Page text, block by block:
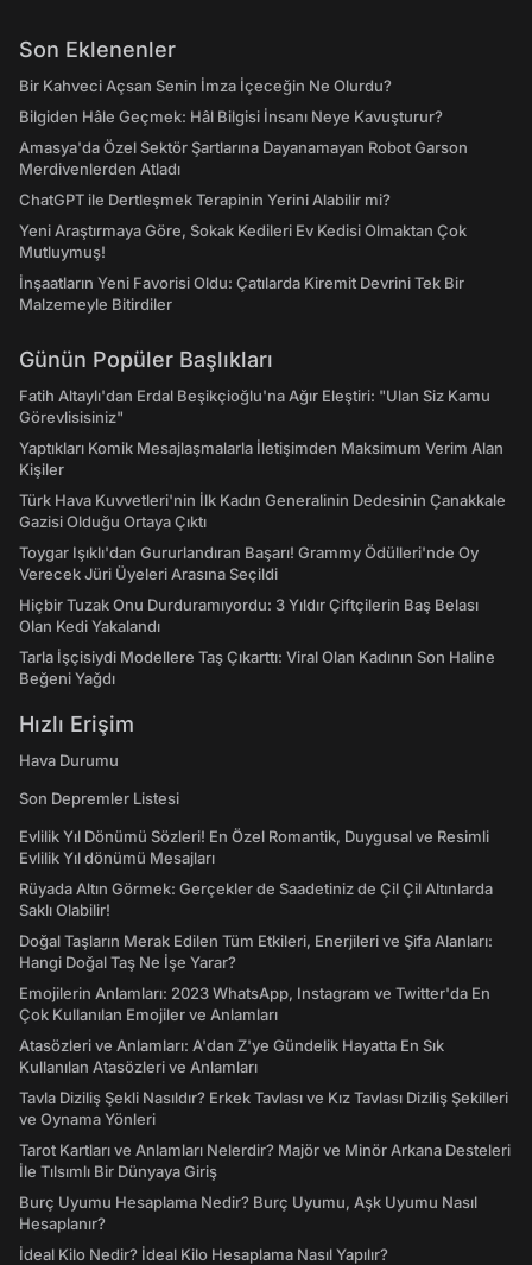
Son Eklenenler
Bir Kahveci Açsan Senin İmza İçeceğin Ne Olurdu?
Bilgiden Hâle Geçmek: Hâl Bilgisi İnsanı Neye Kavuşturur?
Amasya'da Özel Sektör Şartlarına Dayanamayan Robot Garson
Merdivenlerden Atladı
ChatGPT ile Dertleşmek Terapinin Yerini Alabilir mi?
Yeni Araştırmaya Göre, Sokak Kedileri Ev Kedisi Olmaktan Çok
Mutluymuş!
İnşaatların Yeni Favorisi Oldu: Çatılarda Kiremit Devrini Tek Bir
Malzemeyle Bitirdiler
Günün Popüler Başlıkları
Fatih Altaylı'dan Erdal Beşikçioğlu'na Ağır Eleştiri: "Ulan Siz Kamu
Görevlisisiniz"
Yaptıkları Komik Mesajlaşmalarla İletişimden Maksimum Verim Alan
Kişiler
Türk Hava Kuvvetleri'nin İlk Kadın Generalinin Dedesinin Çanakkale
Gazisi Olduğu Ortaya Çıktı
Toygar Işıklı'dan Gururlandıran Başarı! Grammy Ödülleri'nde Oy
Verecek Jüri Üyeleri Arasına Seçildi
Hiçbir Tuzak Onu Durduramıyordu: 3 Yıldır Çiftçilerin Baş Belası
Olan Kedi Yakalandı
Tarla İşçisiydi Modellere Taş Çıkarttı: Viral Olan Kadının Son Haline
Beğeni Yağdı
Hızlı Erişim
Hava Durumu
Son Depremler Listesi
Evlilik Yıl Dönümü Sözleri! En Özel Romantik, Duygusal ve Resimli
Evlilik Yıl dönümü Mesajları
Rüyada Altın Görmek: Gerçekler de Saadetiniz de Çil Çil Altınlarda
Saklı Olabilir!
Doğal Taşların Merak Edilen Tüm Etkileri, Enerjileri ve Şifa Alanları:
Hangi Doğal Taş Ne İşe Yarar?
Emojilerin Anlamları: 2023 WhatsApp, Instagram ve Twitter'da En
Çok Kullanılan Emojiler ve Anlamları
Atasözleri ve Anlamları: A'dan Z'ye Gündelik Hayatta En Sık
Kullanılan Atasözleri ve Anlamları
Tavla Diziliş Şekli Nasıldır? Erkek Tavlası ve Kız Tavlası Diziliş Şekilleri
ve Oynama Yönleri
Tarot Kartları ve Anlamları Nelerdir? Majör ve Minör Arkana Desteleri
İle Tılsımlı Bir Dünyaya Giriş
Burç Uyumu Hesaplama Nedir? Burç Uyumu, Aşk Uyumu Nasıl
Hesaplanır?
İdeal Kilo Nedir? İdeal Kilo Hesaplama Nasıl Yapılır?